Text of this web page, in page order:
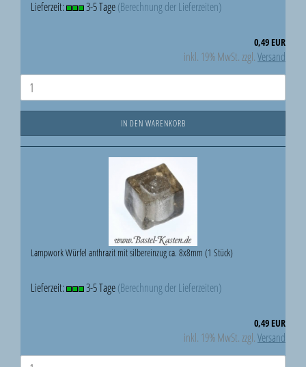
Lieferzeit: 3-5 Tage(Berechnung der Lieferzeiten)
0,49 EUR
inkl. 19% MwSt. zzgl.Versand
IN DEN WARENKORB
Lampwork Würfel anthrazit mit silbereinzug ca. 8x8mm (1 Stück)
Lieferzeit: 3-5 Tage(Berechnung der Lieferzeiten)
0,49 EUR
inkl. 19% MwSt. zzgl.Versand